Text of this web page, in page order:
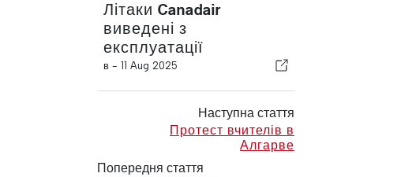
Літаки Canadair
виведені з
експлуатації
в - 11 Aug 2025
Наступна стаття
Протест вчителів в
Алгарве
Попередня стаття